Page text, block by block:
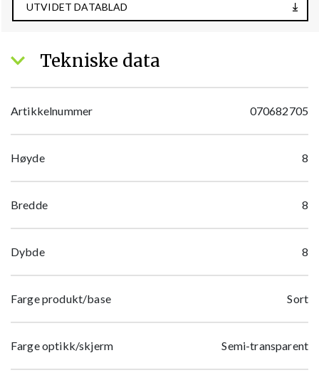
UTVIDET DATABLAD
Tekniske data
Artikkelnummer 070682705
Høyde 8
Bredde 8
Dybde 8
Farge produkt/base Sort
Farge optikk/skjerm Semi-transparent